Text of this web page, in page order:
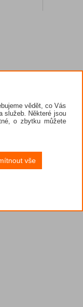
vědět, co Vás
služeb. Některé jsou
o zbytku můžete
vše